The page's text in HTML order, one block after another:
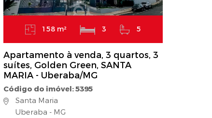
158 m² 3 5
Apartamento à venda, 3 quartos, 3
suítes, Golden Green, SANTA
MARIA - Uberaba/MG
Código do imóvel: 5395
Santa Maria
Uberaba - MG